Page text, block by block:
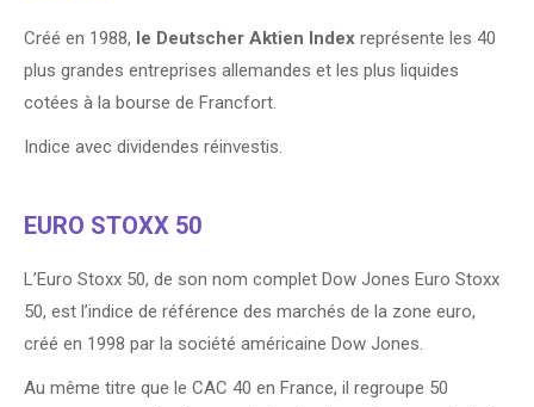
Créé en 1988, le Deutscher Aktien Index représente les 40
plus grandes entreprises allemandes et les plus liquides
cotées à la bourse de Francfort.
Indice avec dividendes réinvestis.
EURO STOXX 50
L’Euro Stoxx 50, de son nom complet Dow Jones Euro Stoxx
50, est l’indice de référence des marchés de la zone euro,
créé en 1998 par la société américaine Dow Jones.
Au même titre que le CAC 40 en France, il regroupe 50